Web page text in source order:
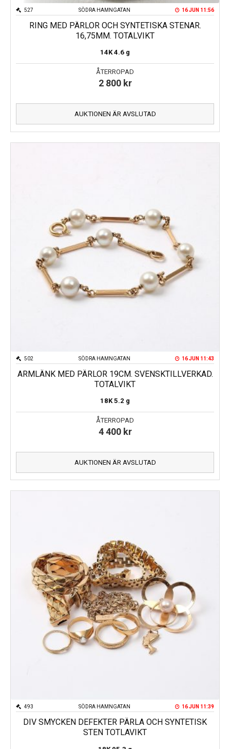
SÖDRA HAMNGATAN
527 16 JUN 11:56
RING MED PÄRLOR OCH SYNTETISKA STENAR.
16,75MM. TOTALVIKT
14K 4.6 g
ÅTERROPAD
2 800 kr
AUKTIONEN ÄR AVSLUTAD
SÖDRA HAMNGATAN
502 16 JUN 11:43
ARMLÄNK MED PÄRLOR 19CM. SVENSKTILLVERKAD.
TOTALVIKT
18K 5.2 g
ÅTERROPAD
4 400 kr
AUKTIONEN ÄR AVSLUTAD
SÖDRA HAMNGATAN
493 16 JUN 11:39
DIV SMYCKEN DEFEKTER PÄRLA OCH SYNTETISK
STEN TOTLAVIKT